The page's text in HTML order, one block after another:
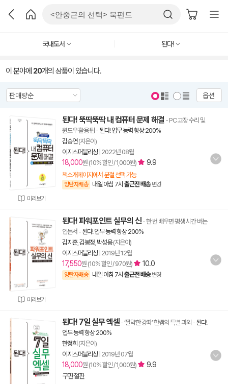
국내도서 된다!
이 분야에 20개의 상품이 있습니다.
옵션
미리보기
된다! 뚝딱뚝딱 내 컴퓨터 문제 해결 - PC 고장 수리 및
윈도우 활용 팁 - 된다! 업무 능력 향상 200%
김승연(지은이)
이지스퍼블리싱 2022년 08월
18,000원 (10% 할인 / 1,000원) 9.9
책소개페이지에서 분철 선택 가능
양탄자배송 내일 아침 7시 출근전 배송 변경
미리보기
된다! 파워포인트 실무의 신- 한 번 배우면 평생 시간 버는
입문서 - 된다! 업무 능력 향상 200%
김지훈, 김봉정 박성용(지은이)
이지스퍼블리싱 2019년 12월
17,550원 (10% 할인 / 970원) 10.0
양탄자배송 내일 아침 7시 출근전 배송 변경
된다! 7일 실무 엑셀 - ‘짤막한 강좌’ 한쌤의 특별 과외 - 된다!
업무 능력 향상 200%
한정희 (지은이)
이지스퍼블리싱 2019년 07월
18,000원 (10% 할인 / 1,000원)
9.9
구판절판